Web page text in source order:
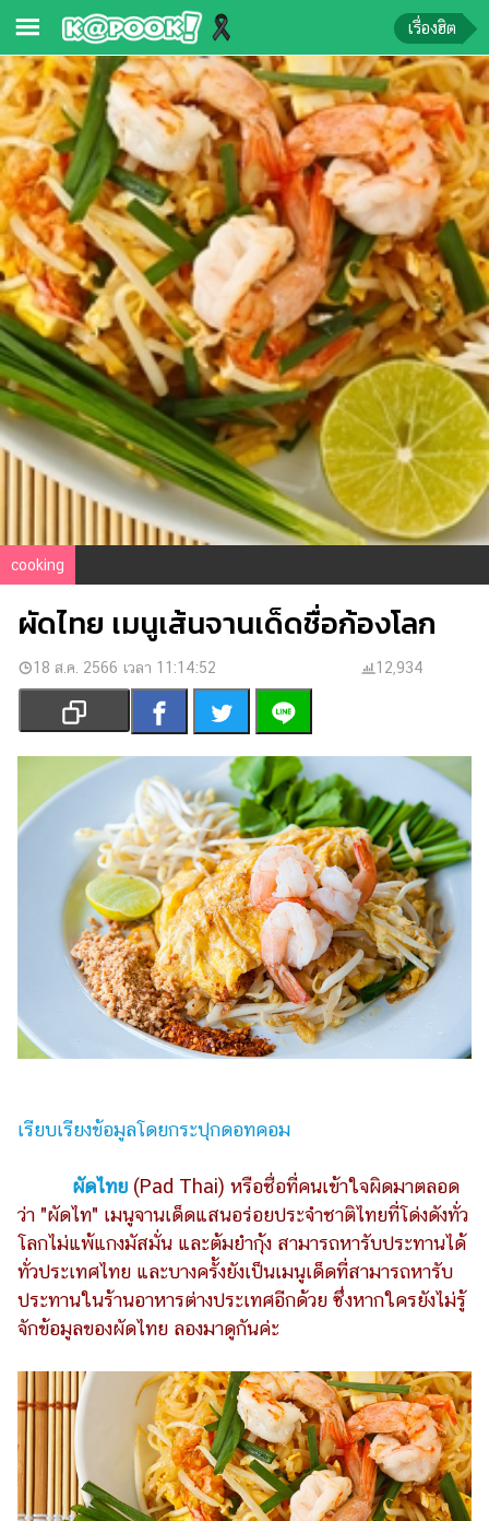
ข่าว-
ความ
รู้
ข่าว
ข่าว
บันเทิง
ตรวจ
หวย
ผล
บอล
สด
การ
ศึกษา
บันเทิง
รูปภาพ
หนัง
Music
Station
ละคร
บันเทิง
เกาหลี
ไลฟ์
ดูด
วง
หญิง
สุขภาพ
ท่อง
เที่ยว
สูตร
อาหาร
ช้อป
ปิ้ง
รถยนต์
เรื่องฮิต
cooking
ผัดไทย เมนูเส้นจานเด็ดชื่อก้องโลก
18 ส.ค. 2566 เวลา 11:14:52 12,934
เรียบเรียงข้อมูลโดยกระปุกดอทคอม
ผัดไทย (Pad Thai) หรือชื่อที่คนเข้าใจผิดมาตลอด
ว่า "ผัดไท" เมนูจานเด็ดแสนอร่อยประจำชาติไทยที่โด่งดังทั่ว
โลกไม่แพ้แกงมัสมั่น และต้มยำกุ้ง สามารถหารับประทานได้
ทั่วประเทศไทย และบางครั้งยังเป็นเมนูเด็ดที่สามารถหารับ
ประทานในร้านอาหารต่างประเทศอีกด้วย ซึ่งหากใครยังไม่รู้
จักข้อมูลของผัดไทย ลองมาดูกันค่ะ